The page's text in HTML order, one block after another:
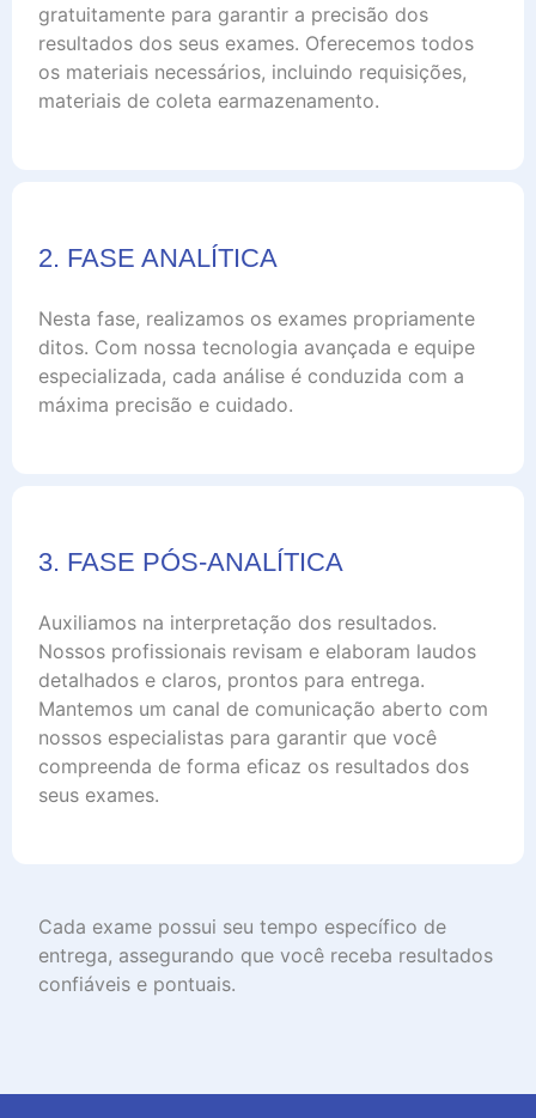
gratuitamente para garantir a precisão dos
resultados dos seus exames. Oferecemos todos
os materiais necessários, incluindo requisições,
materiais de coleta earmazenamento.
2. FASE ANALÍTICA
Nesta fase, realizamos os exames propriamente
ditos. Com nossa tecnologia avançada e equipe
especializada, cada análise é conduzida com a
máxima precisão e cuidado.
3. FASE PÓS-ANALÍTICA
Auxiliamos na interpretação dos resultados.
Nossos profissionais revisam e elaboram laudos
detalhados e claros, prontos para entrega.
Mantemos um canal de comunicação aberto com
nossos especialistas para garantir que você
compreenda de forma eficaz os resultados dos
seus exames.
Cada exame possui seu tempo específico de
entrega, assegurando que você receba resultados
confiáveis e pontuais.